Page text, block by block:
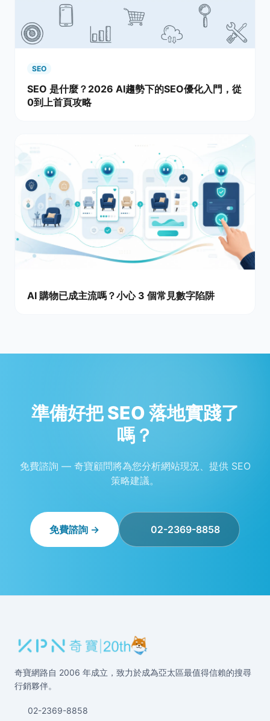
SEO
SEO 是什麼？2026 AI趨勢下的SEO優化入門，從
0到上首頁攻略
AI 購物已成主流嗎？小心 3 個常見數字陷阱
準備好把 SEO 落地實踐了
嗎？
免費諮詢 — 奇寶顧問將為您分析網站現況、提供 SEO
策略建議。
免費諮詢 → 02-2369-8858
奇寶網路自 2006 年成立，致力於成為亞太區最值得信賴的搜尋
行銷夥伴。
02-2369-8858